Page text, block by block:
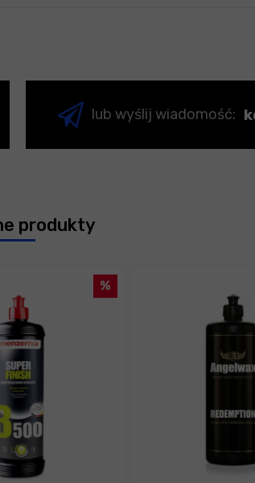
lub wyślij wiadomość:
produkty